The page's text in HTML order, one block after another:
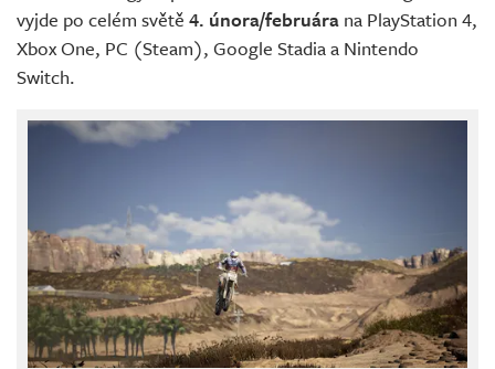
vyjde po celém světě 4. února/februára na PlayStation 4,
Xbox One, PC (Steam), Google Stadia a Nintendo
Switch.